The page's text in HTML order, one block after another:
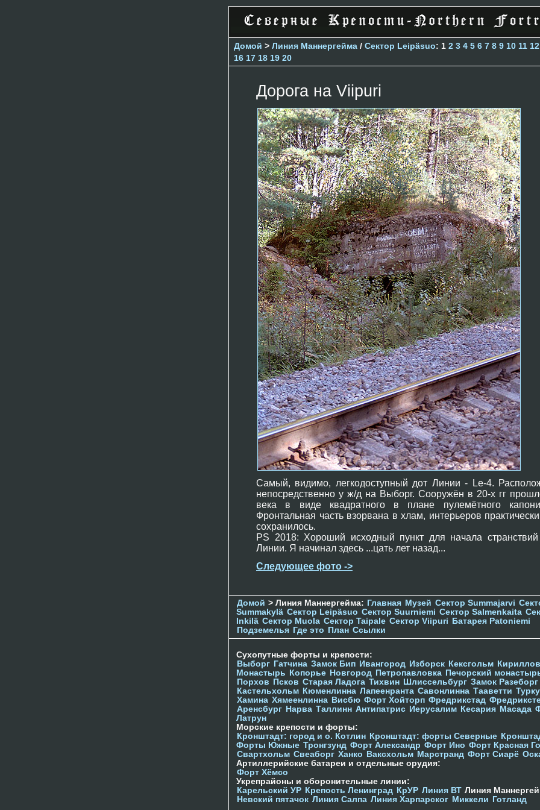
Домой > Линия Маннергейма / Сектор Leipäsuo: 1 2 3 4 5 6 7 8 9 10 11 12
16 17 18 19 20
Дорога на Viipuri
Самый, видимо, легкодоступный дот Линии - Le-4.
непосредственно у ж/д на Выборг. Сооружён в 20-х гг
века в виде квадратного в плане пулемётного
Фронтальная часть взорвана в хлам, интерьеров
сохранилось.
PS 2018: Хороший исходный пункт для начала
Линии. Я начинал здесь ...цать лет назад...
Следующее фото ->
Домой > Линия Маннергейма: Главная Музей Сектор Summajarvi
Summakylä Сектор Leipäsuo Сектор Suurniemi Сектор Salmenkaita
Inkilä Сектор Muola Сектор Taipale Сектор Viipuri
Батарея Patoniemi
Подземелья Где это План Ссылки
Сухопутные форты и крепости:
Выборг Гатчина Замок Бип Ивангород Изборск Кексгольм
Монастырь
Копорье Новгород Петропавловка Печорcкий
Порхов
Псков Старая Ладога Тихвин Шлиссельбург Замок Разеборг
Кастельхольм Кюменлинна Лапеенранта Савонлинна Тааветти Турку
Хамина Хямеенлинна Висбю Форт Хойторп Фредрикстад
Аренсбург Нарва Таллинн Антипатрис Иерусалим Кесария Масада
Латрун
Морские крепости и форты:
Кронштадт: город и о. Котлин Кронштадт: форты Северные
Форты Южные Тронгзунд Форт Александр Форт Ино Форт Красная
Свартхольм Свеаборг Ханко Ваксхольм Марстранд Форт Сиарё
Артиллерийские батареи и отдельные орудия:
Форт Хёмсо
Укрепрайоны и оборонительные линии:
Карельский УР Крепость Ленинград КрУР Линия ВТ Линия
Невский пятачок Линия Салпа Линия Харпарског Миккели Готланд